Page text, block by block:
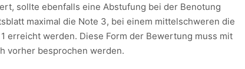
sollte ebenfalls eine Abstufung bei der Benotung
maximal die Note 3, bei einem mittelschweren die
erreicht werden. Diese Form der Bewertung muss mit
vorher besprochen werden.